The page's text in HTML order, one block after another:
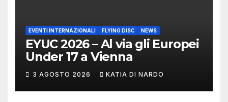
EVENTI INTERNAZIONALI FLYING DISC NEWS
EYUC 2026 – Al via gli Europei
Under 17 a Vienna
3 AGOSTO 2026 KATIA DI NARDO